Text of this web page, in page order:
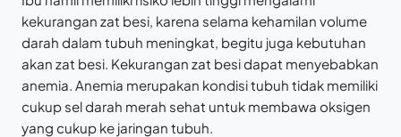
kekurangan zat besi, karena selama kehamilan volume
darah dalam tubuh meningkat, begitu juga kebutuhan
akan zat besi. Kekurangan zat besi dapat menyebabkan
anemia. Anemia merupakan kondisi tubuh tidak memiliki
cukup sel darah merah sehat untuk membawa oksigen
yang cukup ke jaringan tubuh.